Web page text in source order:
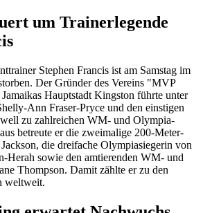
um Trainerlegende
Stephen Francis ist am Samstag im
Der Gründer des Vereins "MVP
Hauptstadt Kingston führte unter
Ann Fraser-Pryce und den einstigen
zu zahlreichen WM- und Olympia-
betreute er die zweimalige 200-Meter-
die dreifache Olympiasiegerin von
Herah sowie den amtierenden WM- und
Thompson. Damit zählte er zu den
weltweit.